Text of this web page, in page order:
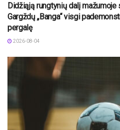
Didžiąją rungtynių dalį mažumoje
Gargždų „Banga“ visgi
pergalę
2026-08-04